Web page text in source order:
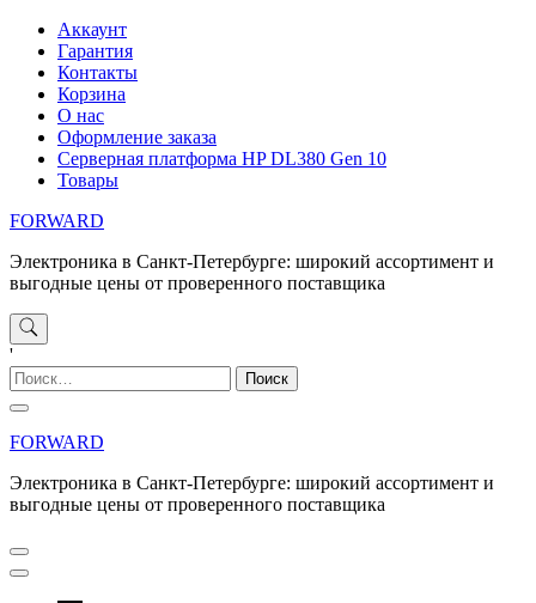
Перейти
содержимому
Аккаунт
Гарантия
Контакты
Корзина
О нас
Оформление заказа
Серверная платформа HP DL380 Gen 10
Товары
FORWARD
Электроника в Санкт-Петербурге: широкий ассортимент и
выгодные цены от проверенного поставщика
'
Найти:
FORWARD
Электроника в Санкт-Петербурге: широкий ассортимент и
выгодные цены от проверенного поставщика